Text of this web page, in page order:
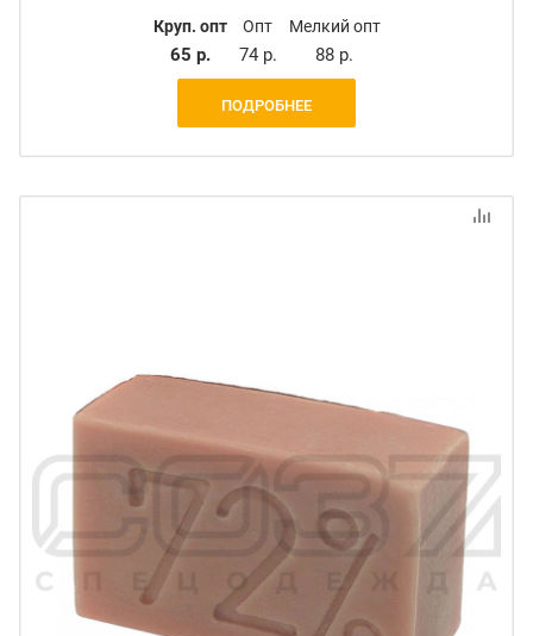
Круп. опт
65 р.
Опт
74 р.
Мелкий опт
88 р.
ПОДРОБНЕЕ